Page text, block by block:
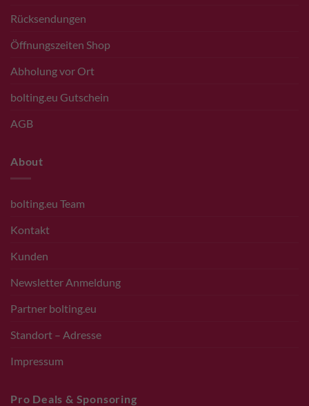
Rücksendungen
Öffnungszeiten Shop
Abholung vor Ort
bolting.eu Gutschein
AGB
About
bolting.eu Team
Kontakt
Kunden
Newsletter Anmeldung
Partner bolting.eu
Standort – Adresse
Impressum
Pro Deals & Sponsoring